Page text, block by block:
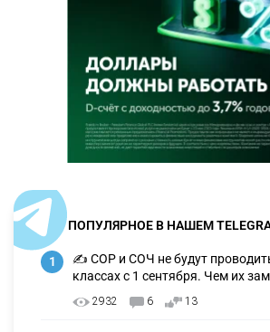
ПОПУЛЯРНОЕ В НАШЕМ
1
✍️ СОР и СОЧ не будут
классах с 1 сентября. Чем их
2932 6 13